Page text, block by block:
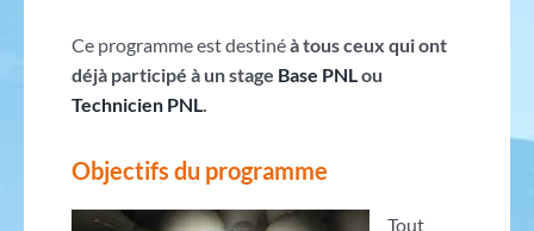
Ce programme est destinéà tous ceux qui ont
déjà participé à un stage Base PNLou
Technicien PNL.
Objectifs du programme
Tout